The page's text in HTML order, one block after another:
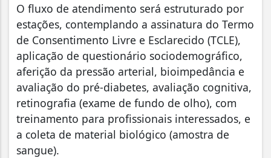
O fluxo de atendimento será estruturado por
estações, contemplando a assinatura do Termo
de Consentimento Livre e Esclarecido (TCLE),
aplicação de questionário sociodemográfico,
aferição da pressão arterial, bioimpedância e
avaliação do pré-diabetes, avaliação cognitiva,
retinografia (exame de fundo de olho), com
treinamento para profissionais interessados, e
a coleta de material biológico (amostra de
sangue).